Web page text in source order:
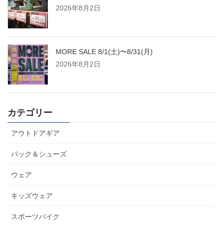
2026年8月2日
MORE SALE 8/1(土)〜8/31(月)
2026年8月2日
カテゴリー
アウトドアギア
パック＆シューズ
ウェア
キッズウェア
スポーツバイク